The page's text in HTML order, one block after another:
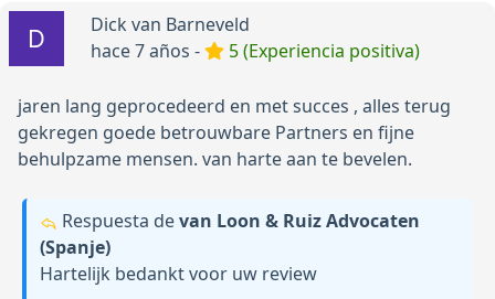
Dick van Barneveld
hace 7 años -
5 (Experiencia positiva)
jaren lang geprocedeerd en met succes , alles terug
gekregen goede betrouwbare Partners en fijne
behulpzame mensen. van harte aan te bevelen.
Respuesta devan Loon & Ruiz Advocaten
(Spanje)
Hartelijk bedankt voor uw review